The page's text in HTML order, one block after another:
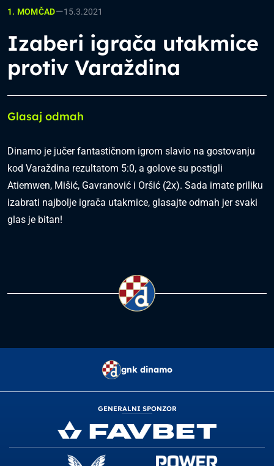
1. MOMČAD—15.3.2021
Izaberi igrača utakmice
protiv Varaždina
Glasaj odmah
Dinamo je jučer fantastičnom igrom slavio na gostovanju
kod Varaždina rezultatom 5:0, a golove su postigli
Atiemwen, Mišić, Gavranović i Oršić (2x). Sada imate priliku
izabrati najbolje igrača utakmice, glasajte odmah jer svaki
glas je bitan!
gnk dinamo
GENERALNI SPONZOR